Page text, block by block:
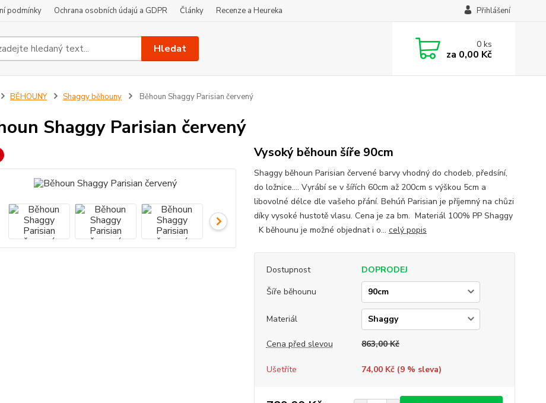
podmínky Ochrana osobních údajú a GDPR Články Recenze a Heureka Přihlášení
Hledat 0ks
za 0,00 Kč
BĚHOUNY Shaggy běhouny Běhoun Shaggy Parisian červený
Shaggy Parisian červený
Vysoký běhoun šíře 90cm
Shaggy běhoun Parisian červené barvy vhodný do chodeb, předsíní,
do ložnice.... Vyrábí se v šířích 60cm až 200cm s výškou 5cm a
libovolné délce dle vašeho přání. Behúň Parisian je příjemný na chůzi
díky vysoké hustotě vlasu. Cena je za bm. Materiál 100% PP Shaggy
K běhounu je možné objednat i o... celý popis
Dostupnost
DOPRODEJ
Šíře běhounu
Materiál
Cena před slevou 863,00 Kč
Ušetříte 74,00 Kč (9% sleva)